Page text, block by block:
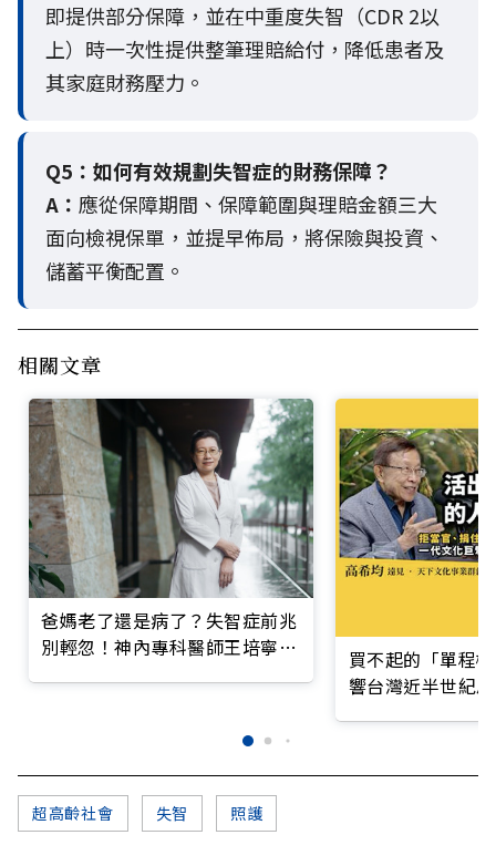
即提供部分保障，並在中重度失智（CDR 2以
上）時一次性提供整筆理賠給付，降低患者及
其家庭財務壓力。
Q5： 如何有效規劃失智症的財務保障？
A： 應從保障期間、保障範圍與理賠金額三大
面向檢視保單，並提早佈局，將保險與投資、
儲蓄平衡配置。
相關文章
爸媽老了還是病了？失智症前兆
別輕忽！神內專科醫師王培寧呼
買不起的「單程
響台灣近半世紀
超高齡社會 失智 照護